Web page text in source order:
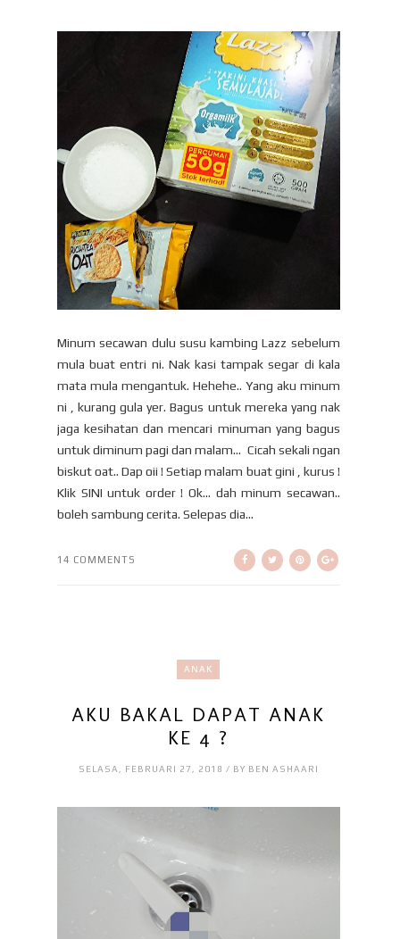
Minum secawan dulu susu kambing Lazz sebelum
mula buat entri ni. Nak kasi tampak segar di kala
mata mula mengantuk. Hehehe.. Yang aku minum
ni , kurang gula yer. Bagus untuk mereka yang nak
jaga kesihatan dan mencari minuman yang bagus
untuk diminum pagi dan malam... Cicah sekali ngan
biskut oat.. Dap oii ! Setiap malam buat gini , kurus !
Klik SINI untuk order ! Ok... dah minum secawan..
boleh sambung cerita. Selepas dia...
14 COMMENTS
ANAK
AKU BAKAL DAPAT ANAK
KE 4 ?
SELASA, FEBRUARI 27, 2018 / BY BEN ASHAARI